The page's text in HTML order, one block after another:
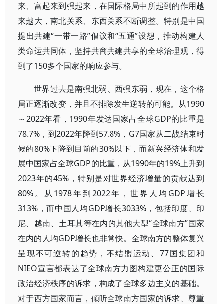
来、富起来到强起来，在国际格局中所起到的作用越
来越大，南北关系、东西关系不断调整。特别是中国
提出共建“一带一路”倡议和“五通”设想，推动构建人
类命运共同体，坚持共商共建共享的全球治理观，得
到了150多个国家的响应参与。
世界过去是南强北弱、西强东弱，现在，这个格
局正逐渐改变，并且不排除发生逆转的可能。从1990
～2022年看，1990年发达国家占全球GDP的比重是
78.7%，到2022年降到57.8%，G7国家从二战结束时
候的80%下降到目前的30%以下，而新兴经济体和发
展中国家占全球GDP的比重，从1990年的19%上升到
2023年的45%，特别是对世界经济增量的贡献达到
80%。从1978年到2022年，世界人均GDP增长
313%，而中国人均GDP增长3033%，包括印度、印
尼、越南、土耳其等在内的其他大型“全球南方”国家
在内的人均GDP增长也非常快。全球南方的整体复兴
呈现不可逆转的趋势，不结盟运动、77国集团和
NIEO宣言都表达了全球南方力图构建更公正的国际
政治经济秩序的诉求，构成了全球多边主义的基础。
对于西方国家而言，倾听全球南方国家的诉求、尊重